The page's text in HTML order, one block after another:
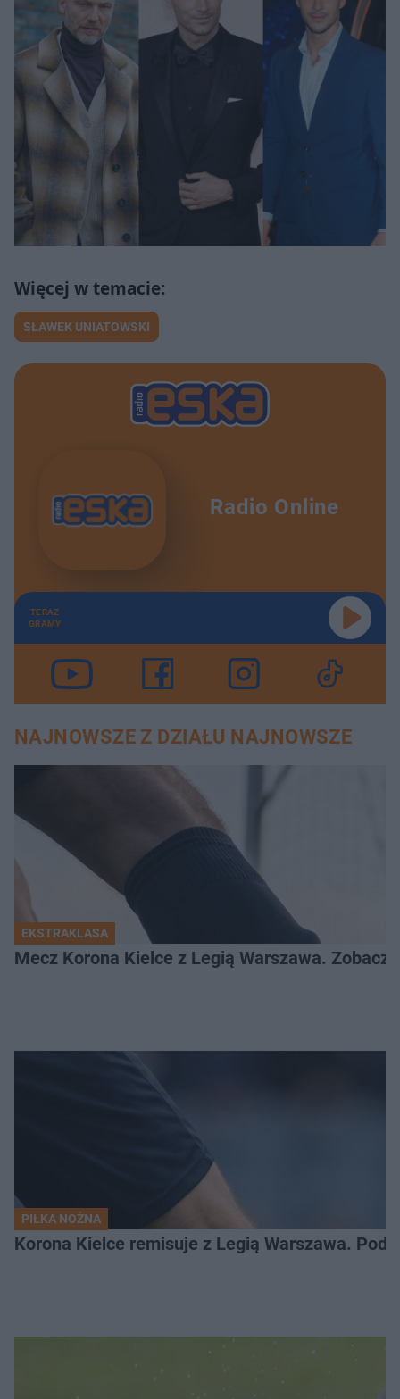
SŁAWEK UNIATOWSKI
Radio Online
TERAZ
GRAMY
NAJNOWSZE Z DZIAŁU NAJNOWSZE
EKSTRAKLASA
Mecz Korona Kielce z Legią Warszawa. Zobacz
PIŁKA NOŻNA
Korona Kielce remisuje z Legią Warszawa.